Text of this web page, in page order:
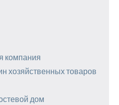
компания
хозяйственных товаров
дом